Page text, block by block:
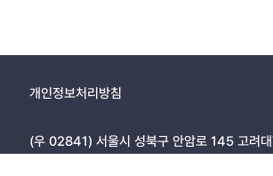
개인정보처리방침
(우 02841) 서울시 성북구 안암로 145 고려